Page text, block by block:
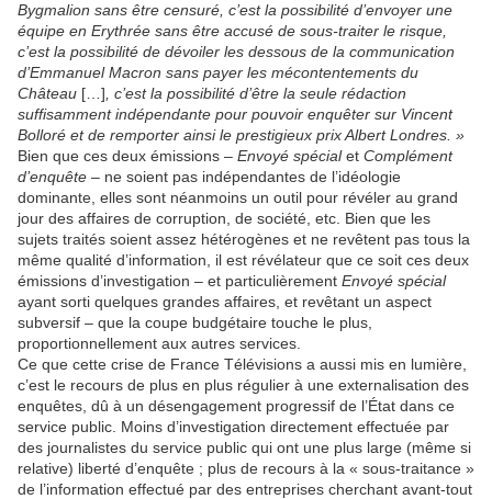
Bygmalion sans être censuré, c’est la possibilité d’envoyer une
équipe en Erythrée sans être accusé de sous-traiter le risque,
c’est la possibilité de dévoiler les dessous de la communication
d’Emmanuel Macron sans payer les mécontentements du
Château […] , c’est la possibilité d’être la seule rédaction
suffisamment indépendante pour pouvoir enquêter sur Vincent
Bolloré et de remporter ainsi le prestigieux prix Albert Londres. »
Bien que ces deux émissions – Envoyé spécialet Complément
d’enquête – ne soient pas indépendantes de l’idéologie
dominante, elles sont néanmoins un outil pour révéler au grand
jour des affaires de corruption, de société, etc. Bien que les
sujets traités soient assez hétérogènes et ne revêtent pas tous la
même qualité d’information, il est révélateur que ce soit ces deux
émissions d’investigation – et particulièrement Envoyé spécial
ayant sorti quelques grandes affaires, et revêtant un aspect
subversif – que la coupe budgétaire touche le plus,
proportionnellement aux autres services.
Ce que cette crise de France Télévisions a aussi mis en lumière,
c’est le recours de plus en plus régulier à une externalisation des
enquêtes, dû à un désengagement progressif de l’État dans ce
service public. Moins d’investigation directement effectuée par
des journalistes du service public qui ont une plus large (même si
relative) liberté d’enquête ; plus de recours à la « sous-traitance »
de l’information effectué par des entreprises cherchant avant-tout